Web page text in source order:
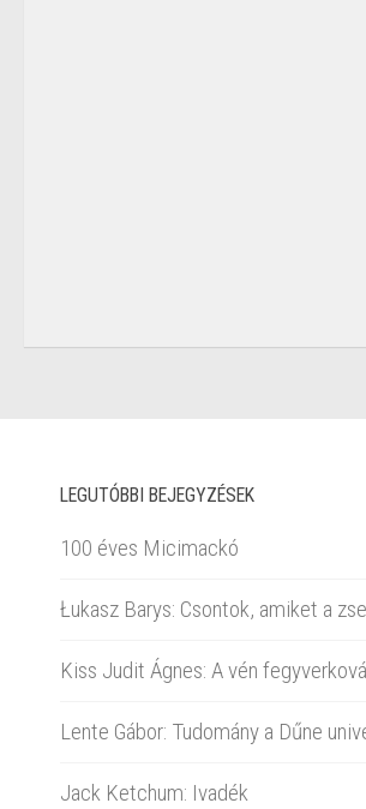
LEGUTÓBBI BEJEGYZÉSEK
100 éves Micimackó
Łukasz Barys: Csontok, amiket a
Kiss Judit Ágnes: A vén
Lente Gábor: Tudomány a Dűne
Jack Ketchum: Ivadék